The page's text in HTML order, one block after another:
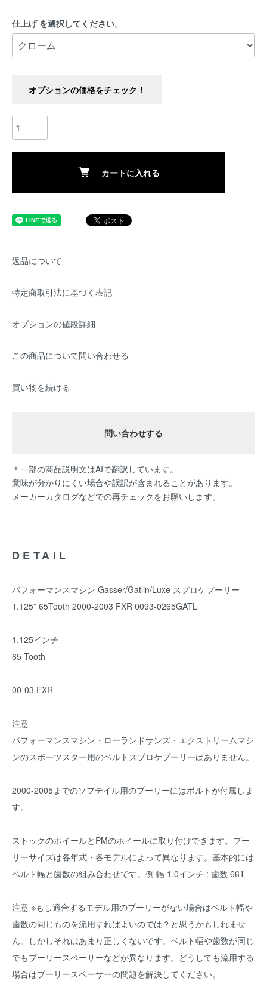
仕上げ を選択してください。
オプションの価格をチェック！
カートに入れる
返品について
特定商取引法に基づく表記
オプションの値段詳細
この商品について問い合わせる
買い物を続ける
問い合わせする
＊一部の商品説明文はAIで翻訳しています。
意味が分かりにくい場合や誤訳が含まれることがあります。
メーカーカタログなどでの再チェックをお願いします。
DETAIL
パフォーマンスマシン Gasser/Gatlin/Luxe スプロケプーリー
1.125” 65Tooth 2000-2003 FXR 0093-0265GATL
1.125インチ
65 Tooth
00-03 FXR
注意
パフォーマンスマシン・ローランドサンズ・エクストリームマシ
ンのスポーツスター用のベルトスプロケプーリーはありません。
2000-2005までのソフテイル用のプーリーにはボルトが付属しま
す。
ストックのホイールとPMのホイールに取り付けできます。プー
リーサイズは各年式・各モデルによって異なります。基本的には
ベルト幅と歯数の組み合わせです。例 幅 1.0インチ : 歯数 66T
注意 ※もし適合するモデル用のプーリーがない場合はベルト幅や
歯数の同じものを流用すればよいのでは？と思うかもしれませ
ん。しかしそれはあまり正しくないです。ベルト幅や歯数が同じ
でもプーリースペーサーなどが異なります。どうしても流用する
場合はプーリースペーサーの問題を解決してください。